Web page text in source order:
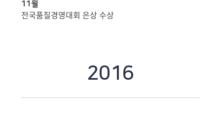
11월
전국품질경영대회 은상 수상
2016